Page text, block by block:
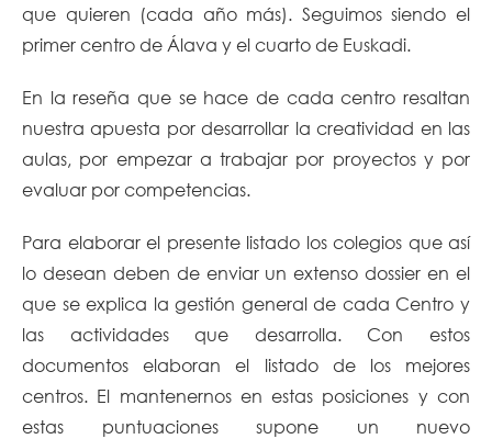
que quieren (cada año más). Seguimos siendo el
primer centro de Álava y el cuarto de Euskadi.
En la reseña que se hace de cada centro resaltan
nuestra apuesta por desarrollar la creatividad en las
aulas, por empezar a trabajar por proyectos y por
evaluar por competencias.
Para elaborar el presente listado los colegios que así
lo desean deben de enviar un extenso dossier en el
que se explica la gestión general de cada Centro y
las actividades que desarrolla. Con estos
documentos elaboran el listado de los mejores
centros. El mantenernos en estas posiciones y con
estas puntuaciones supone un nuevo